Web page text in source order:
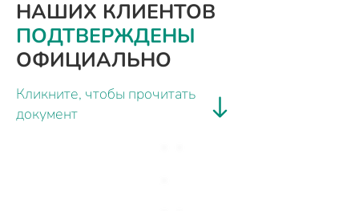
НАШИХ КЛИЕНТОВ
ПОДТВЕРЖДЕНЫ
ОФИЦИАЛЬНО
Кликните, чтобы прочитать
документ